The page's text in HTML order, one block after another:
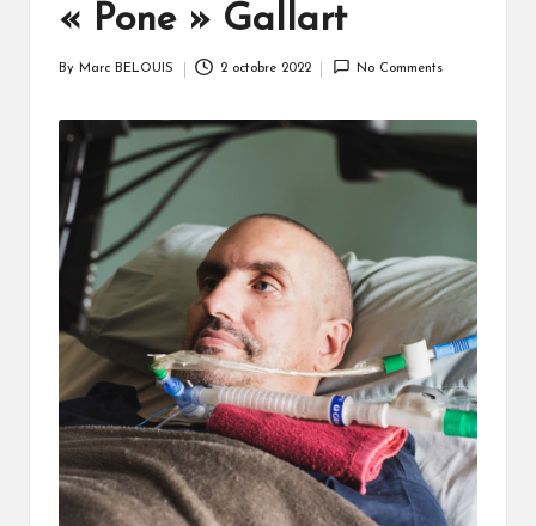
« Pone » Gallart
By Marc BELOUIS 2 octobre 2022 No Comments